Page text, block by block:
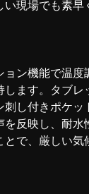
現場でも素早
ョン機能で温
ます。タブ
刺し付きポケ
を反映し、耐
とで、厳しい